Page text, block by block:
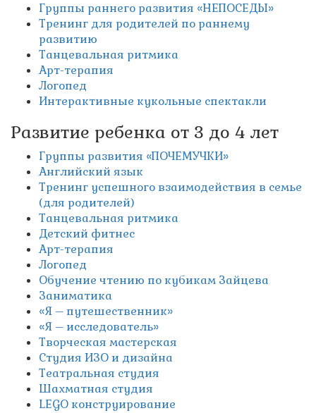
Группы раннего развития «НЕПОСЕДЫ»
Тренинг для родителей по раннему
развитию
Танцевальная ритмика
Арт-терапия
Логопед
Интерактивные кукольные спектакли
Развитие ребенка от 3 до 4 лет
Группы развития «ПОЧЕМУЧКИ»
Английский язык
Тренинг успешного взаимодействия в семье
(для родителей)
Танцевальная ритмика
Детский фитнес
Арт-терапия
Логопед
Обучение чтению по кубикам Зайцева
Заниматика
«Я – путешественник»
«Я – исследователь»
Творческая мастерская
Студия ИЗО и дизайна
Театральная студия
Шахматная студия
LEGO конструирование